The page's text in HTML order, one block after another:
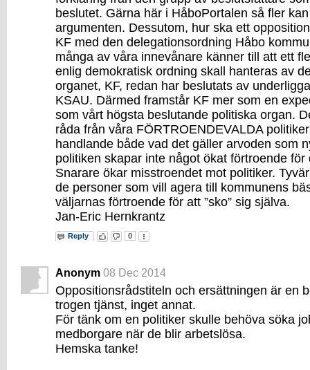
beslutet. Gärna här i HåboPortalen så fler
argumenten. Dessutom, hur ska ett
KF med den delegationsordning Håbo
många av våra innevånare känner till att ett
enlig demokratisk ordning skall hanteras av
organet, KF, redan har beslutats av
KSAU. Därmed framstår KF mer som en
som vårt högsta beslutande politiska organ.
råda från våra FÖRTROENDEVALDA
handlande både vad det gäller arvoden som
politiken skapar inte något ökat förtroende för
Snarare ökar misstroendet mot politiker.
de personer som vill agera till kommunens
väljarnas förtroende för att ”sko” sig själva.
Jan-Eric Hernkrantz
Reply 0
Anonym 08 Dec 2014
Oppositionsrådstiteln och ersättningen är en
trogen tjänst, inget annat.
För tänk om en politiker skulle behöva söka
medborgare när de blir arbetslösa.
Hemska tanke!